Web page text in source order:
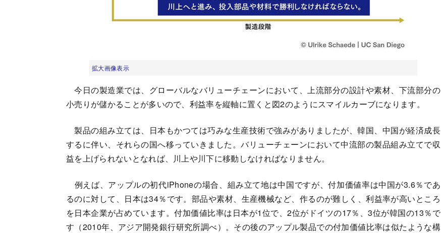
拡大画像表示
今日の製造業では、グローバルなバリューチェーンにおいて、上流部分の設計や素材、下流部分の
小売りが儲かることが多いので、利益率を縦軸に置くと図2のようにスマイルカーブになります。
製品の組み立ては、日本もかつては巧みな生産技術で強みがありましたが、韓国、中国が経済成長
するに伴い、それらの国へ移っていきました。バリューチェーンにおいて中流部の製品組み立てで収
益を上げられないとなれば、川上や川下に移動しなければなりません。
例えば、アップルの初代iPhoneの場合、組み立て地は中国ですが、付加価値率は中国が3.6％であ
るのに対して、日本は34％です。部品や素材、生産機械など、作るのが難しく、利益率が高いところ
を日本企業が占めています。付加価値比率は日本が1位で、2位がドイツの17％、3位が韓国の13％で
す（2010年、アジア開発銀行研究所調べ）。その後のアップル製品での付加価値比率は似たような構